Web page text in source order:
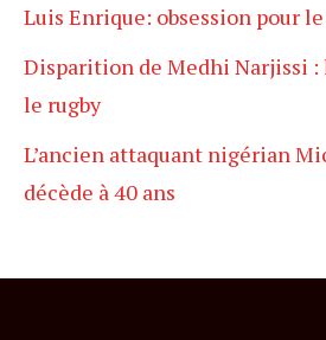
Luis Enrique: obsession pour le
Disparition de Medhi Narjissi :
le rugby
L’ancien attaquant nigérian
décède à 40 ans